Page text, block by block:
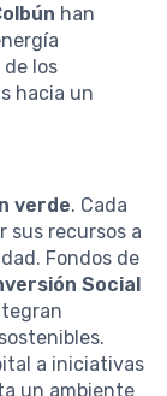
han
los
hacia un
verde. Cada
sus recursos a
Fondos de
Social
a iniciativas
un ambiente